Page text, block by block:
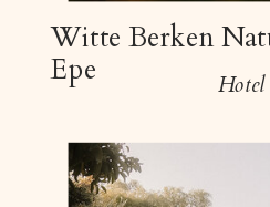
Witte Berken
Epe
Hotel